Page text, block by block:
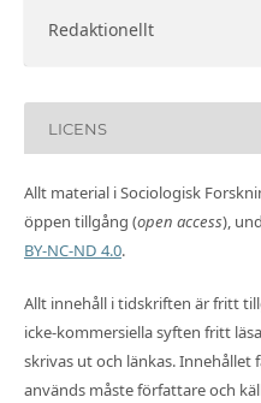
Redaktionellt
LICENS
Allt material i Sociologisk
öppen tillgång (open access),
BY-NC-ND 4.0.
Allt innehåll i tidskriften är fritt
icke-kommersiella syften fritt
skrivas ut och länkas. Innehållet
används måste författare och